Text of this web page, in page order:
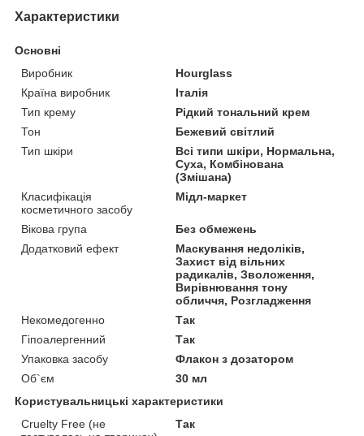
Характеристики
Основні
Виробник
Hourglass
Країна виробник
Італія
Тип крему
Рідкий тональний крем
Тон
Бежевий світлий
Тип шкіри
Всі типи шкіри, Нормальна,
Суха, Комбінована
(Змішана)
Класифікація
косметичного засобу
Мідл-маркет
Вікова група
Без обмежень
Додатковий ефект
Маскування недоліків,
Захист від вільних
радикалів, Зволоження,
Вирівнювання тону
обличчя, Розгладження
Некомедогенно
Так
Гіпоалергенний
Так
Упаковка засобу
Флакон з дозатором
Об`єм
30 мл
Користувальницькі характеристики
Cruelty Free (не
Так